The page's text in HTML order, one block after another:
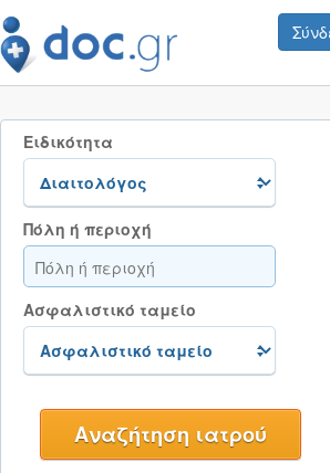
Ειδικότητα
Πόλη ή περιοχή
Ασφαλιστικό ταμείο